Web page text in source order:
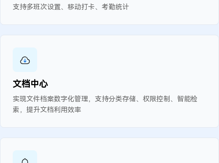
支持多班次设置、移动打卡、考勤统计
文档中心
实现文件档案数字化管理，支持分类存储、权限控制、智能检
索，提升文档利用效率